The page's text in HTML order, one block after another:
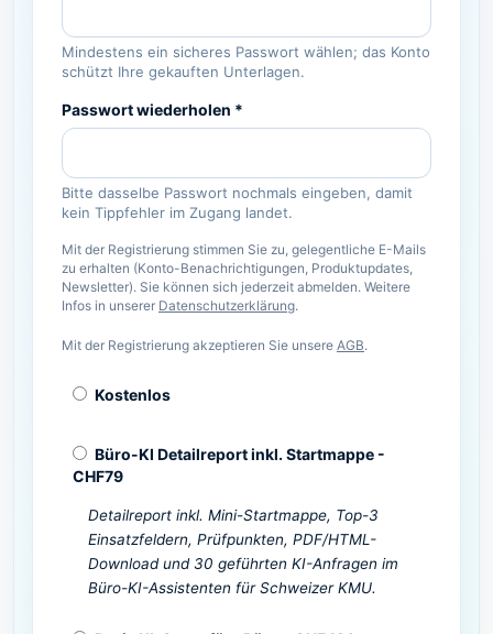
Mindestens ein sicheres Passwort wählen; das Konto
schützt Ihre gekauften Unterlagen.
Passwort wiederholen *
Bitte dasselbe Passwort nochmals eingeben, damit
kein Tippfehler im Zugang landet.
Mit der Registrierung stimmen Sie zu, gelegentliche E-Mails
zu erhalten (Konto-Benachrichtigungen, Produktupdates,
Newsletter). Sie können sich jederzeit abmelden. Weitere
Infos in unserer Datenschutzerklärung.
Mit der Registrierung akzeptieren Sie unsere AGB.
Kostenlos
Büro-KI Detailreport inkl. Startmappe -
CHF79
Detailreport inkl. Mini-Startmappe, Top-3
Einsatzfeldern, Prüfpunkten, PDF/HTML-
Download und 30 geführten KI-Anfragen im
Büro-KI-Assistenten für Schweizer KMU.